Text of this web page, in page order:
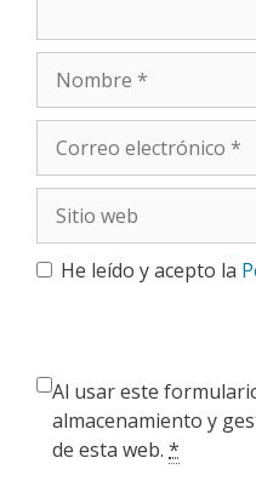
electrónico
web
He leído y acepto la
Al usar este
almacenamiento y
de esta web. *